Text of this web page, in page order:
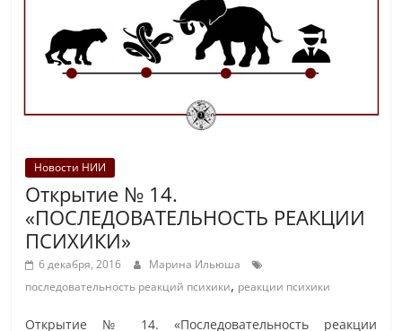
Новости НИИ
Открытие № 14.
«ПОСЛЕДОВАТЕЛЬНОСТЬ РЕАКЦИИ
ПСИХИКИ»
6 декабря, 2016
Марина Ильюша
последовательность реакций психики, реакции психики
Открытие № 14. «Последовательность реакции